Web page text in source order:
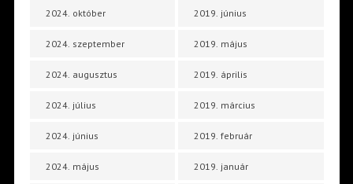
2024. október
2024. szeptember
2024. augusztus
2024. július
2024. június
2024. május
2019. június
2019. május
2019. április
2019. március
2019. február
2019. január